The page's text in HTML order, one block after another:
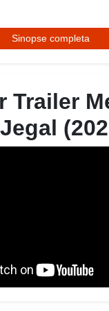
Sinopse completa
Trailer